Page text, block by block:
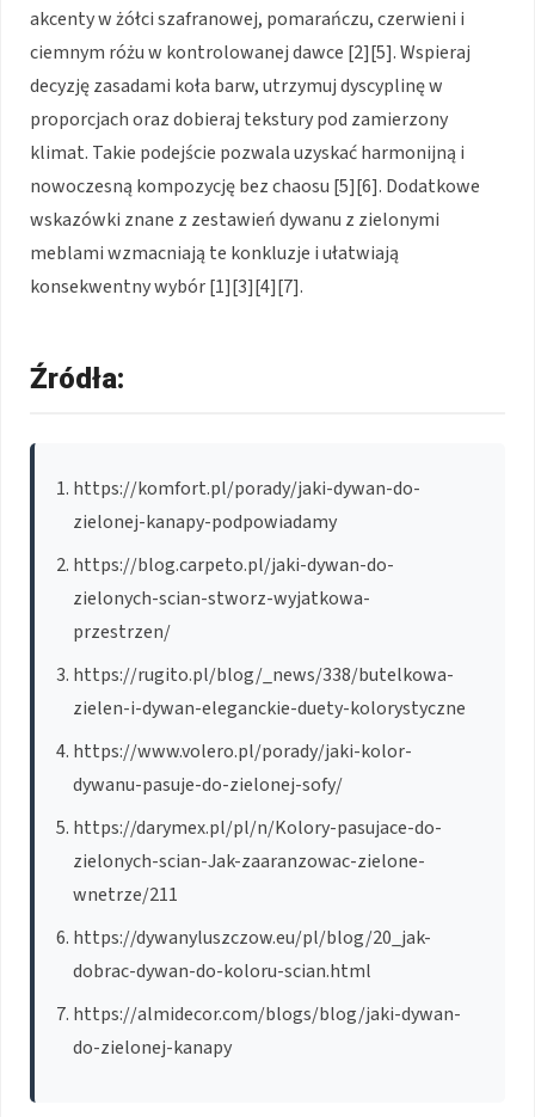
akcenty w żółci szafranowej, pomarańczu, czerwieni i
ciemnym różu w kontrolowanej dawce [2][5]. Wspieraj
decyzję zasadami koła barw, utrzymuj dyscyplinę w
proporcjach oraz dobieraj tekstury pod zamierzony
klimat. Takie podejście pozwala uzyskać harmonijną i
nowoczesną kompozycję bez chaosu [5][6]. Dodatkowe
wskazówki znane z zestawień dywanu z zielonymi
meblami wzmacniają te konkluzje i ułatwiają
konsekwentny wybór [1][3][4][7].
Źródła:
https://komfort.pl/porady/jaki-dywan-do-
zielonej-kanapy-podpowiadamy
https://blog.carpeto.pl/jaki-dywan-do-
zielonych-scian-stworz-wyjatkowa-
przestrzen/
https://rugito.pl/blog/_news/338/butelkowa-
zielen-i-dywan-eleganckie-duety-kolorystyczne
https://www.volero.pl/porady/jaki-kolor-
dywanu-pasuje-do-zielonej-sofy/
https://darymex.pl/pl/n/Kolory-pasujace-do-
zielonych-scian-Jak-zaaranzowac-zielone-
wnetrze/211
https://dywanyluszczow.eu/pl/blog/20_jak-
dobrac-dywan-do-koloru-scian.html
https://almidecor.com/blogs/blog/jaki-dywan-
do-zielonej-kanapy